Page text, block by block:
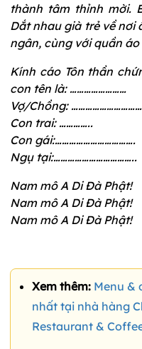
thành tâm thỉnh mời.
Dắt nhau già trẻ về nơi
ngân, cùng với quần
Kính cáo Tôn thần
con tên là: ……………………
Vợ/Chồng: …………………………
Con trai: …………..
Con gái:…………………………….
Ngụ tại:……………………………..
Nam mô A Di Đà Phật!
Nam mô A Di Đà Phật!
Nam mô A Di Đà Phật!
Xem thêm: Menu &
nhất tại nhà hàng
Restaurant &